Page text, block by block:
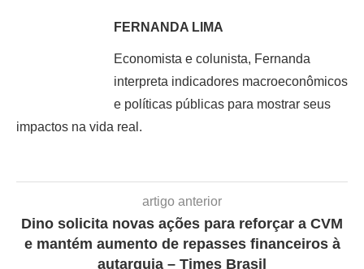
FERNANDA LIMA
Economista e colunista, Fernanda
interpreta indicadores macroeconômicos
e políticas públicas para mostrar seus
impactos na vida real.
artigo anterior
Dino solicita novas ações para reforçar a CVM
e mantém aumento de repasses financeiros à
autarquia – Times Brasil